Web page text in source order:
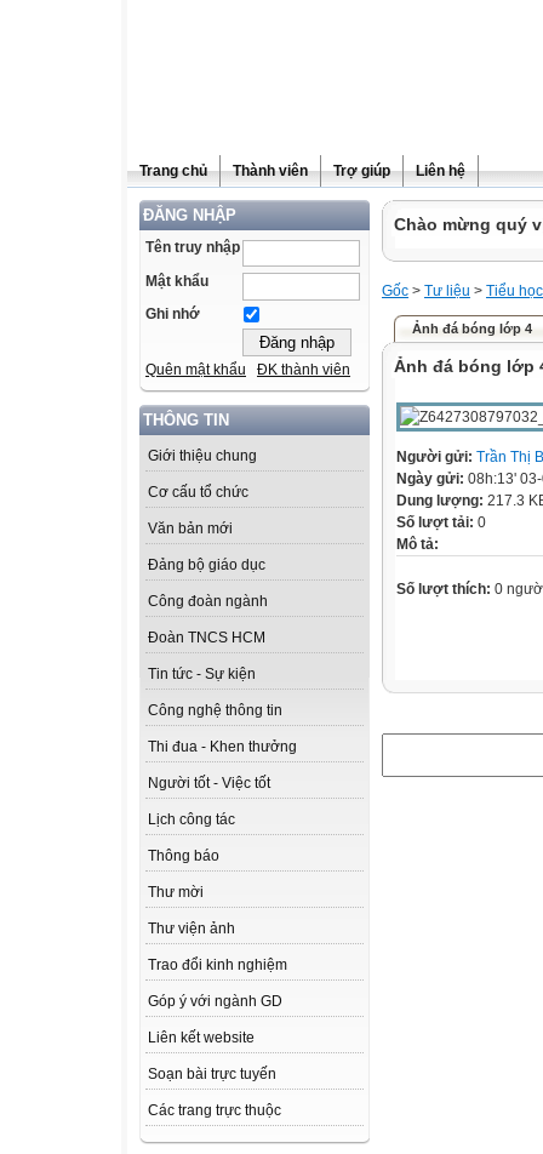
Trang chủ Thành viên Trợ giúp Liên hệ
ĐĂNG NHẬP
Tên truy nhập
Mật khẩu
Ghi nhớ
Quên mật khẩu ĐK thành viên
THÔNG TIN
Giới thiệu chung
Cơ cấu tổ chức
Văn bản mới
Đảng bộ giáo dục
Công đoàn ngành
Đoàn TNCS HCM
Tin tức - Sự kiện
Công nghệ thông tin
Thi đua - Khen thưởng
Người tốt - Việc tốt
Lịch công tác
Thông báo
Thư mời
Thư viện ảnh
Trao đổi kinh nghiệm
Góp ý với ngành GD
Liên kết website
Soạn bài trực tuyến
Các trang trực thuộc
Chào mừng quý
Gốc > Tư liệu > Tiểu học
Ảnh đá bóng lớp 4
Ảnh đá bóng lớp
Người gửi: Trần Thị
Ngày gửi: 08h:13'
Dung lượng: 217.3
Số lượt tải: 0
Mô tả:
Số lượt thích: 0